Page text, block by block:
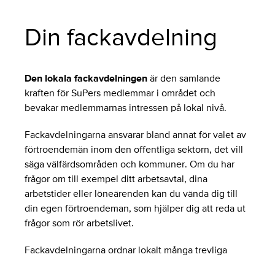
Din fackavdelning
Den lokala fackavdelningen är den samlande
kraften för SuPers medlemmar i området och
bevakar medlemmarnas intressen på lokal nivå.
Fackavdelningarna ansvarar bland annat för valet av
förtroendemän inom den offentliga sektorn, det vill
säga välfärdsområden och kommuner. Om du har
frågor om till exempel ditt arbetsavtal, dina
arbetstider eller löneärenden kan du vända dig till
din egen förtroendeman, som hjälper dig att reda ut
frågor som rör arbetslivet.
Fackavdelningarna ordnar lokalt många trevliga